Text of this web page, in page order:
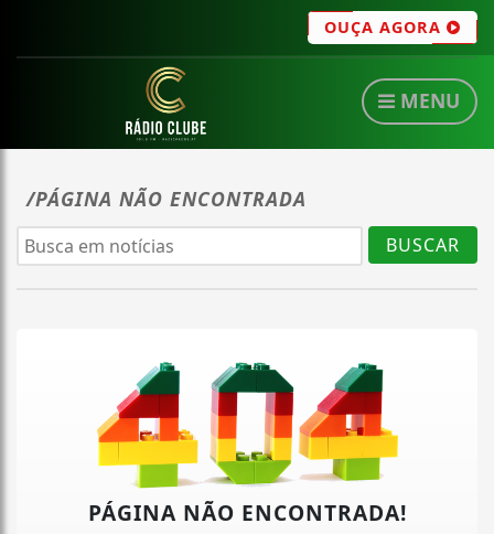
OUÇA AGORA
MENU
/PÁGINA NÃO ENCONTRADA
BUSCAR
PÁGINA NÃO ENCONTRADA!